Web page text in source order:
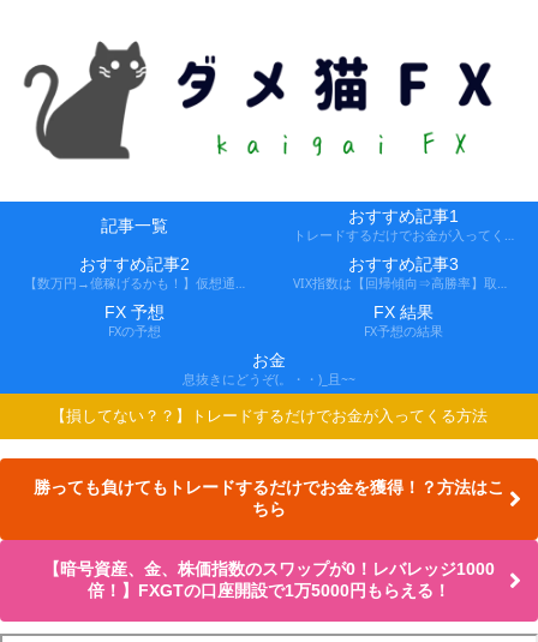
記事一覧 おすすめ記事1
おすすめ記事2 おすすめ記事3
FX 予想
FXの予想
FX 結果
FX予想の結果
お金
息抜きにどうぞ(。・・)_且~~
【損してない？？】トレードするだけでお金が入ってくる方法
勝っても負けてもトレードするだけでお金を獲得！？方法はこ
ちら
【暗号資産、金、株価指数のスワップが0！レバレッジ1000
倍！】FXGTの口座開設で1万5000円もらえる！